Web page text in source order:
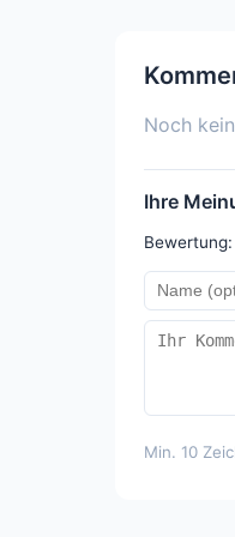
Noch
Ihre
Bewertung:
Min. 10